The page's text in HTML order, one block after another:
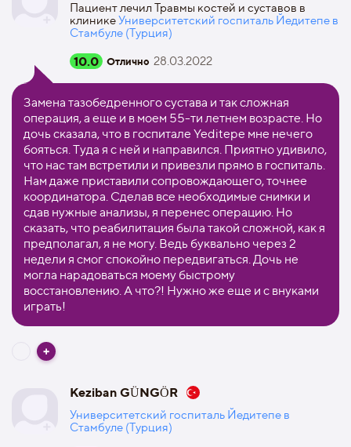
Пациент лечил Травмы костей и суставов в
клиникеУниверситетский госпиталь Йедитепе в
Стамбуле (Турция)
10.0 Отлично 28.03.2022
Замена тазобедренного сустава и так сложная
операция, а еще и в моем 55-ти летнем возрасте. Но
дочь сказала, что в госпитале Yeditepe мне нечего
бояться. Туда я с ней и направился. Приятно удивило,
что нас там встретили и привезли прямо в госпиталь.
Нам даже приставили сопровождающего, точнее
координатора. Сделав все необходимые снимки и
сдав нужные анализы, я перенес операцию. Но
сказать, что реабилитация была такой сложной, как я
предполагал, я не могу. Ведь буквально через 2
недели я смог спокойно передвигаться. Дочь не
могла нарадоваться моему быстрому
восстановлению. А что?! Нужно же еще и с внуками
играть!
Keziban GÜNGÖR
Университетский госпиталь Йедитепе в
Стамбуле (Турция)